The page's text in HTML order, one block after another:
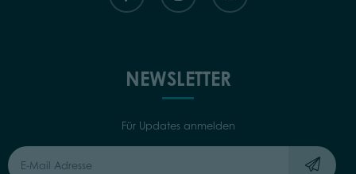
NEWSLETTER
Für Updates anmelden